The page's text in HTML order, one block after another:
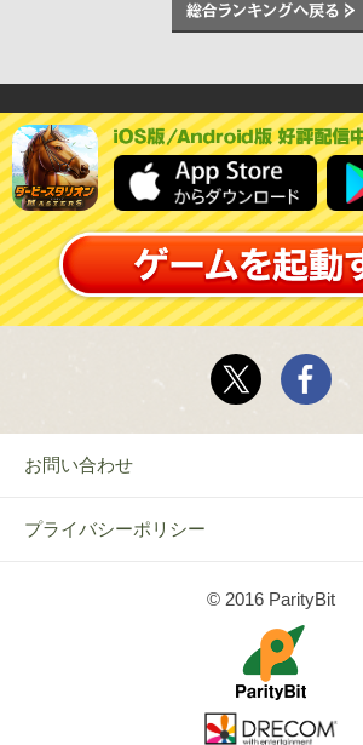
お問い合わせ
プライバシーポリシー
© 2016 ParityBit